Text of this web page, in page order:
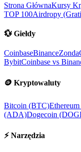
Strona GłównaKursy
TOP 100Airdropy
💱 Giełdy
CoinbaseBinance
BybitCoinbase vs
🪙 Kryptowaluty
Bitcoin (BTC)
(ADA)Dogecoin
⚡ Narzędzia